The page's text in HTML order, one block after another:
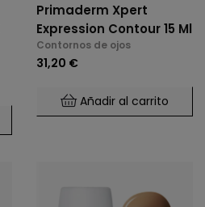
Primaderm Xpert
Expression Contour 15 Ml
Contornos de ojos
31,20 €
Añadir al carrito